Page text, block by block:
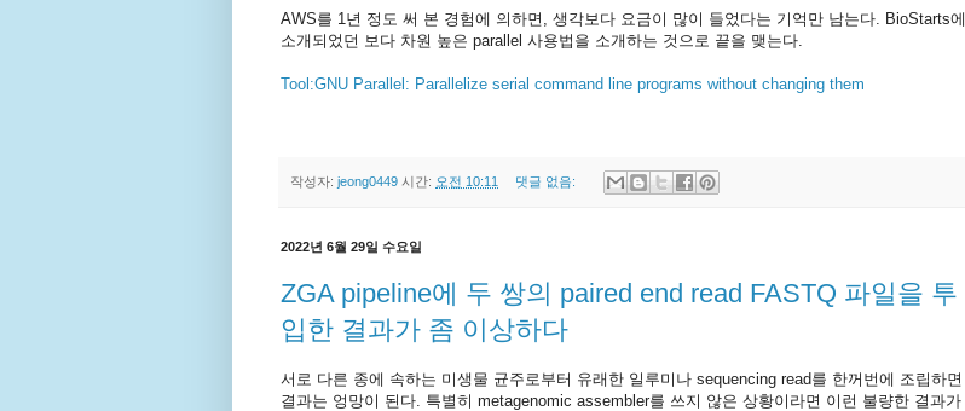
AWS를 1년 정도 써 본 경험에 의하면, 생각보다 요금이 많이 들었다는 기억만 남는다. BioStarts에
소개되었던 보다 차원 높은 parallel 사용법을 소개하는 것으로 끝을 맺는다.
Tool:GNU Parallel: Parallelize serial command line programs without changing them
작성자: jeong0449 시간: 오전 10:11 댓글 없음:
2022년 6월 29일 수요일
ZGA pipeline에 두 쌍의 paired end read FASTQ 파일을 투
입한 결과가 좀 이상하다
서로 다른 종에 속하는 미생물 균주로부터 유래한 일루미나 sequencing read를 한꺼번에 조립하면
결과는 엉망이 된다. 특별히 metagenomic assembler를 쓰지 않은 상황이라면 이런 불량한 결과가